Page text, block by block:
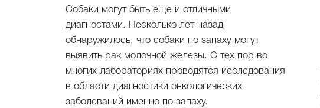
Собаки могут быть еще и отличными
диагностами. Несколько лет назад
обнаружилось, что собаки по запаху могут
выявить рак молочной железы. С тех пор во
многих лабораториях проводятся исследования
в области диагностики онкологических
заболеваний именно по запаху.